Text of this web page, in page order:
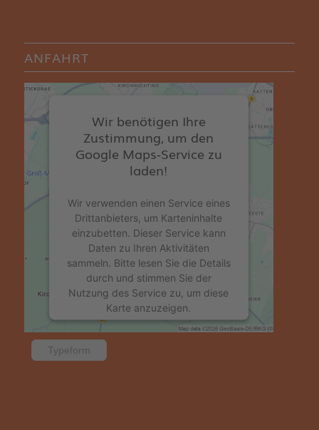
ANFAHRT
Wir benötigen Ihre
Zustimmung, um den
Google Maps-Service zu
laden!
Wir verwenden einen Service eines
Drittanbieters, um Karteninhalte
einzubetten. Dieser Service kann
Daten zu Ihren Aktivitäten
sammeln. Bitte lesen Sie die Details
durch und stimmen Sie der
Nutzung des Service zu, um diese
Karte anzuzeigen.
Mehr Informationen
Typeform